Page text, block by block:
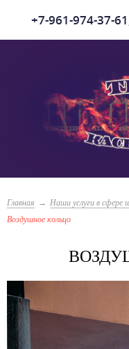
+7-961-974-37-
Главная Наши услуги в сфере
Воздушное кольцо